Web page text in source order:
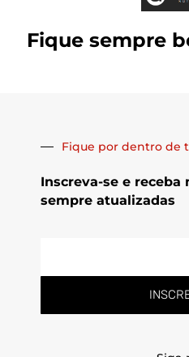
Fique sempre
Fique por dentro de
Inscreva-se e receba
sempre atualizadas